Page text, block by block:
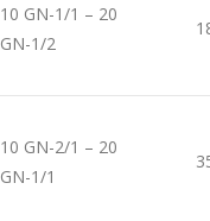
10 GN-1/1 – 20
GN-1/2
10 GN-2/1 – 20
GN-1/1